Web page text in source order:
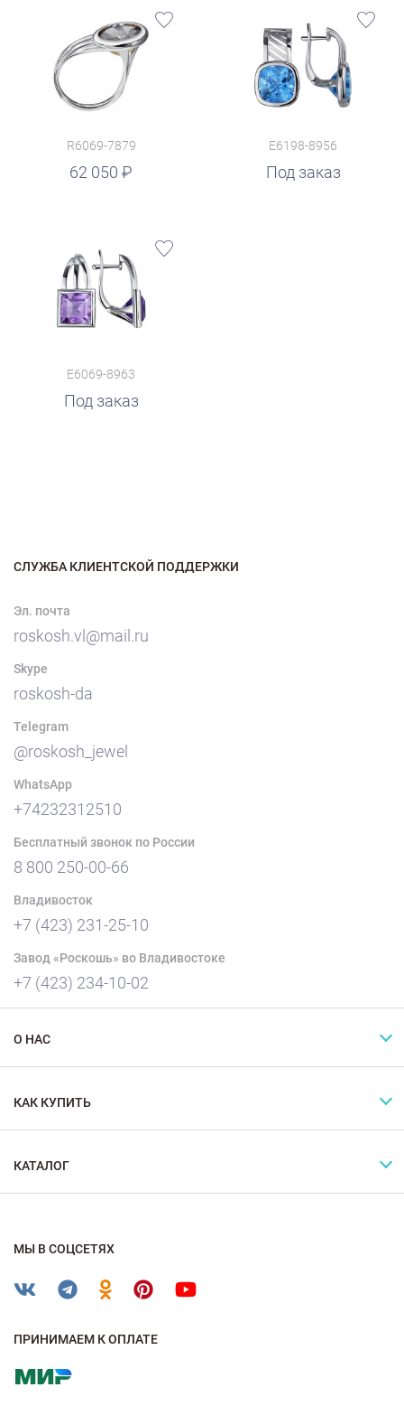
R6069-7879
62 050
E6198-8956
Под заказ
E6069-8963
Под заказ
СЛУЖБА КЛИЕНТСКОЙ ПОДДЕРЖКИ
Эл. почта
roskosh.vl@mail.ru
Skype
roskosh-da
Telegram
@roskosh_jewel
WhatsApp
+74232312510
Бесплатный звонок по России
8 800 250-00-66
Владивосток
+7 (423) 231-25-10
Завод «Роскошь» во Владивостоке
+7 (423) 234-10-02
О НАС
КАК КУПИТЬ
КАТАЛОГ
МЫ В СОЦСЕТЯХ
ПРИНИМАЕМ К ОПЛАТЕ